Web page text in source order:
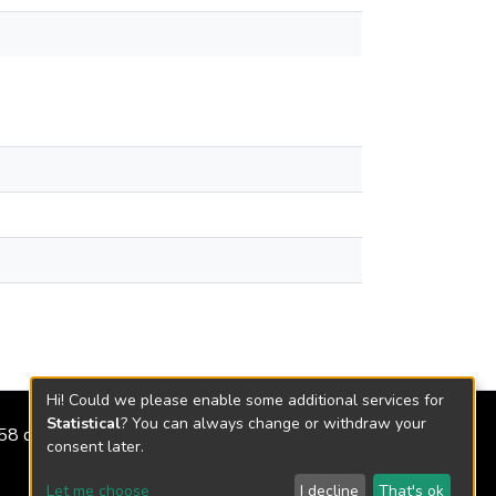
de 2018
Hi! Could we please enable some additional services for
Statistical? You can always change or withdraw your
consent later.
Let me choose I decline That's ok